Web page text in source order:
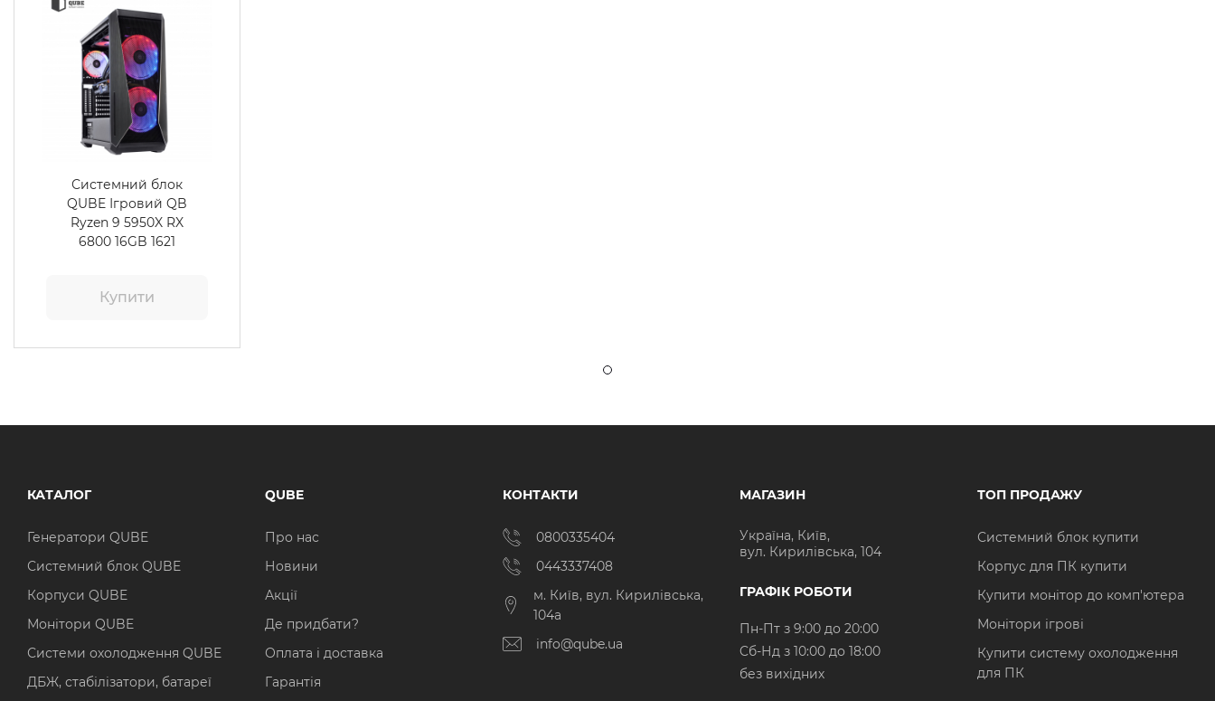
Системний блок
QUBE Ігровий QB
Ryzen 9 5950X RX
6800 16GB 1621
Купити
КАТАЛОГ
Генератори QUBE
Системний блок QUBE
Корпуси QUBE
Монітори QUBE
Системи охолодження QUBE
ДБЖ, стабілізатори, батареї
QUBE
Про нас
Новини
Акції
Де придбати?
Оплата і доставка
Гарантія
КОНТАКТИ
0800335404
0443337408
м. Київ, вул. Кирилівська,
104а
info@qube.ua
МАГАЗИН
Україна, Київ,
вул. Кирилівська, 104
ГРАФІК РОБОТИ
Пн-Пт з 9:00 до 20:00
Cб-Нд з 10:00 до 18:00
без вихідних
ТОП ПРОДАЖУ
Системний блок купити
Корпус для ПК купити
Купити монітор до комп'ютера
Монітори ігрові
Купити систему охолодження
для ПК